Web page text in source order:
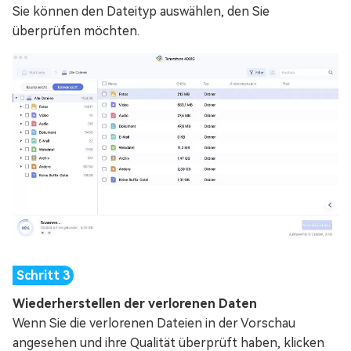
Sie können den Dateityp auswählen, den Sie
überprüfen möchten.
Wiederherstellen der verlorenen Daten
Wenn Sie die verlorenen Dateien in der Vorschau
angesehen und ihre Qualität überprüft haben, klicken